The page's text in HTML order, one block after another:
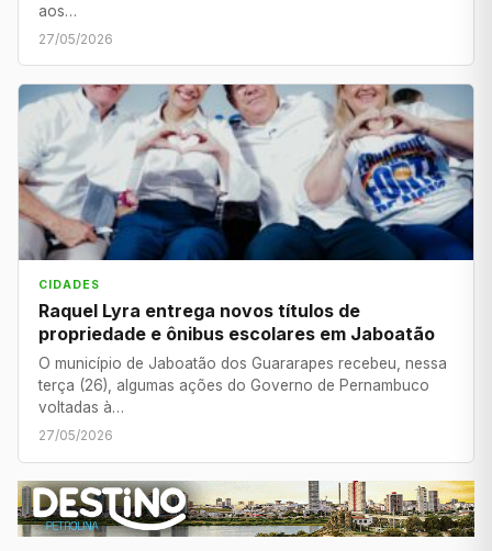
aos…
27/05/2026
CIDADES
Raquel Lyra entrega novos títulos de
propriedade e ônibus escolares em Jaboatão
O município de Jaboatão dos Guararapes recebeu, nessa
terça (26), algumas ações do Governo de Pernambuco
voltadas à…
27/05/2026